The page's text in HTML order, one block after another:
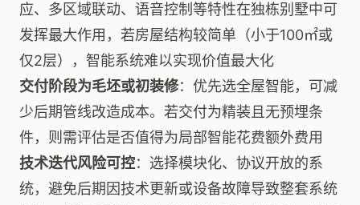
应、多区域联动、语音控制等特性在独栋别墅中可
发挥最大作用，若房屋结构较简单（小于100㎡或
仅2层），智能系统难以实现价值最大化
交付阶段为毛坯或初装修：优先选全屋智能，可减
少后期管线改造成本。若交付为精装且无预埋条
件，则需评估是否值得为局部智能花费额外费用
技术迭代风险可控：选择模块化、协议开放的系
统，避免后期因技术更新或设备故障导致整套系统